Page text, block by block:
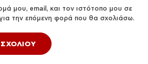
μου, email, και τον ιστότοπο μου σε
την επόμενη φορά που θα σχολιάσω.